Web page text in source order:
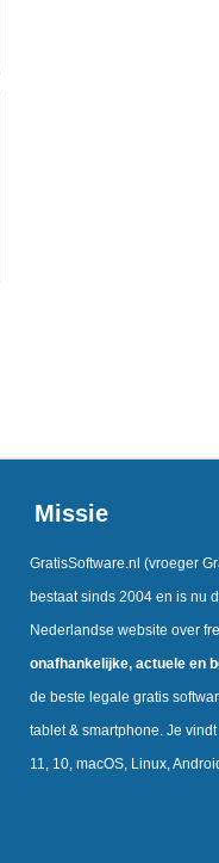
Missie
GratisSoftware.nl (vroeger
bestaat sinds 2004 en is nu
Nederlandse website over
onafhankelijke, actuele en
de beste legale gratis
tablet & smartphone. Je
11, 10, macOS, Linux,